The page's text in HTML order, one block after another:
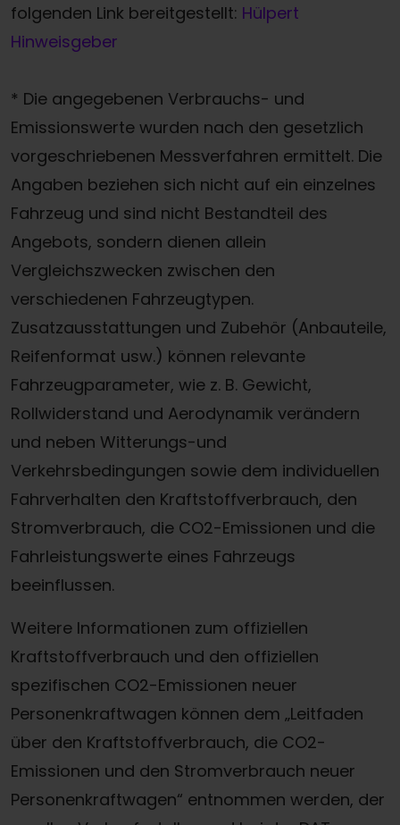
folgenden Link bereitgestellt: Hülpert
Hinweisgeber
* Die angegebenen Verbrauchs- und
Emissionswerte wurden nach den gesetzlich
vorgeschriebenen Messverfahren ermittelt. Die
Angaben beziehen sich nicht auf ein einzelnes
Fahrzeug und sind nicht Bestandteil des
Angebots, sondern dienen allein
Vergleichszwecken zwischen den
verschiedenen Fahrzeugtypen.
Zusatzausstattungen und Zubehör (Anbauteile,
Reifenformat usw.) können relevante
Fahrzeugparameter, wie z. B. Gewicht,
Rollwiderstand und Aerodynamik verändern
und neben Witterungs-und
Verkehrsbedingungen sowie dem individuellen
Fahrverhalten den Kraftstoffverbrauch, den
Stromverbrauch, die CO2-Emissionen und die
Fahrleistungswerte eines Fahrzeugs
beeinflussen.
Weitere Informationen zum offiziellen
Kraftstoffverbrauch und den offiziellen
spezifischen CO2-Emissionen neuer
Personenkraftwagen können dem „Leitfaden
über den Kraftstoffverbrauch, die CO2-
Emissionen und den Stromverbrauch neuer
Personenkraftwagen“ entnommen werden, der